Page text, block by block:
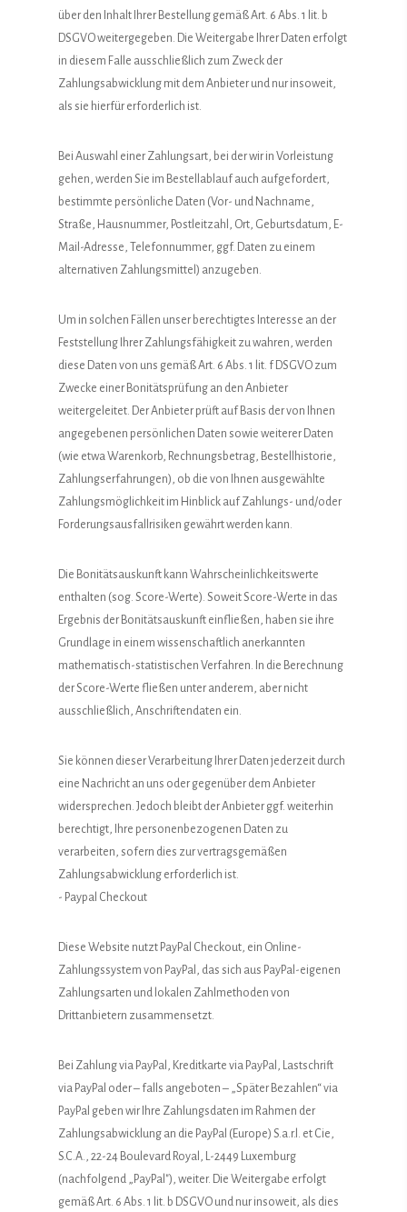
über den Inhalt Ihrer Bestellung gemäß Art. 6 Abs. 1 lit. b
DSGVO weitergegeben. Die Weitergabe Ihrer Daten erfolgt
in diesem Falle ausschließlich zum Zweck der
Zahlungsabwicklung mit dem Anbieter und nur insoweit,
als sie hierfür erforderlich ist.
Bei Auswahl einer Zahlungsart, bei der wir in Vorleistung
gehen, werden Sie im Bestellablauf auch aufgefordert,
bestimmte persönliche Daten (Vor- und Nachname,
Straße, Hausnummer, Postleitzahl, Ort, Geburtsdatum, E-
Mail-Adresse, Telefonnummer, ggf. Daten zu einem
alternativen Zahlungsmittel) anzugeben.
Um in solchen Fällen unser berechtigtes Interesse an der
Feststellung Ihrer Zahlungsfähigkeit zu wahren, werden
diese Daten von uns gemäß Art. 6 Abs. 1 lit. f DSGVO zum
Zwecke einer Bonitätsprüfung an den Anbieter
weitergeleitet. Der Anbieter prüft auf Basis der von Ihnen
angegebenen persönlichen Daten sowie weiterer Daten
(wie etwa Warenkorb, Rechnungsbetrag, Bestellhistorie,
Zahlungserfahrungen), ob die von Ihnen ausgewählte
Zahlungsmöglichkeit im Hinblick auf Zahlungs- und/oder
Forderungsausfallrisiken gewährt werden kann.
Die Bonitätsauskunft kann Wahrscheinlichkeitswerte
enthalten (sog. Score-Werte). Soweit Score-Werte in das
Ergebnis der Bonitätsauskunft einfließen, haben sie ihre
Grundlage in einem wissenschaftlich anerkannten
mathematisch-statistischen Verfahren. In die Berechnung
der Score-Werte fließen unter anderem, aber nicht
ausschließlich, Anschriftendaten ein.
Sie können dieser Verarbeitung Ihrer Daten jederzeit durch
eine Nachricht an uns oder gegenüber dem Anbieter
widersprechen. Jedoch bleibt der Anbieter ggf. weiterhin
berechtigt, Ihre personenbezogenen Daten zu
verarbeiten, sofern dies zur vertragsgemäßen
Zahlungsabwicklung erforderlich ist.
- Paypal Checkout
Diese Website nutzt PayPal Checkout, ein Online-
Zahlungssystem von PayPal, das sich aus PayPal-eigenen
Zahlungsarten und lokalen Zahlmethoden von
Drittanbietern zusammensetzt.
Bei Zahlung via PayPal, Kreditkarte via PayPal, Lastschrift
via PayPal oder – falls angeboten – „Später Bezahlen“ via
PayPal geben wir Ihre Zahlungsdaten im Rahmen der
Zahlungsabwicklung an die PayPal (Europe) S.a.r.l. et Cie,
S.C.A., 22-24 Boulevard Royal, L-2449 Luxemburg
(nachfolgend „PayPal"), weiter. Die Weitergabe erfolgt
gemäß Art. 6 Abs. 1 lit. b DSGVO und nur insoweit, als dies